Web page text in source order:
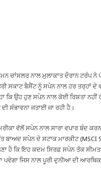
ਚਾਂਸਲਰ ਨਾਲ ਮੁਲਾਕਾਤ ਦੌਰਾਨ ਟਰੰਪ ਨੇ
ਸਕਾਟ ਬੈਸੈਂਟ ਨੂੰ ਸਪੇਨ ਨਾਲ ਹਰ ਤਰ੍ਹਾਂ
ਕਿ ਉਹ ਹੁਣ ਸਪੇਨ ਨਾਲ ਕੋਈ ਰਿਸ਼ਤਾ
ਸੰਭਾਵਨਾ ਜਤਾਈ ਜਾ ਰਹੀ ਹੈ।
ਵੱਲੋਂ ਸਪੇਨ ਨਾਲ ਸਾਰਾ ਵਪਾਰ ਬੰਦ
ਬਾਅਦ ਸਪੇਨ ਦੇ ਸਟਾਕ ਮਾਰਕੀਟ (MSCI
ਹੈ ਕਿ ਇਹ ਕਦਮ ਸਿਰਫ਼ ਸਪੇਨ ਤੱਕ ਸੀਮਤ
ਪਵੇਗਾ ਜਿਸ ਨਾਲ ਪੂਰੀ ਦੁਨੀਆ ਦੀ